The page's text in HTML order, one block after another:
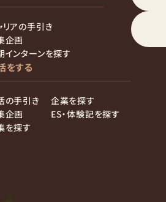
リアの手引き
企画
インターンを探す
をする
の手引き
企画
を探す
企業を探す
ES・体験記を探す